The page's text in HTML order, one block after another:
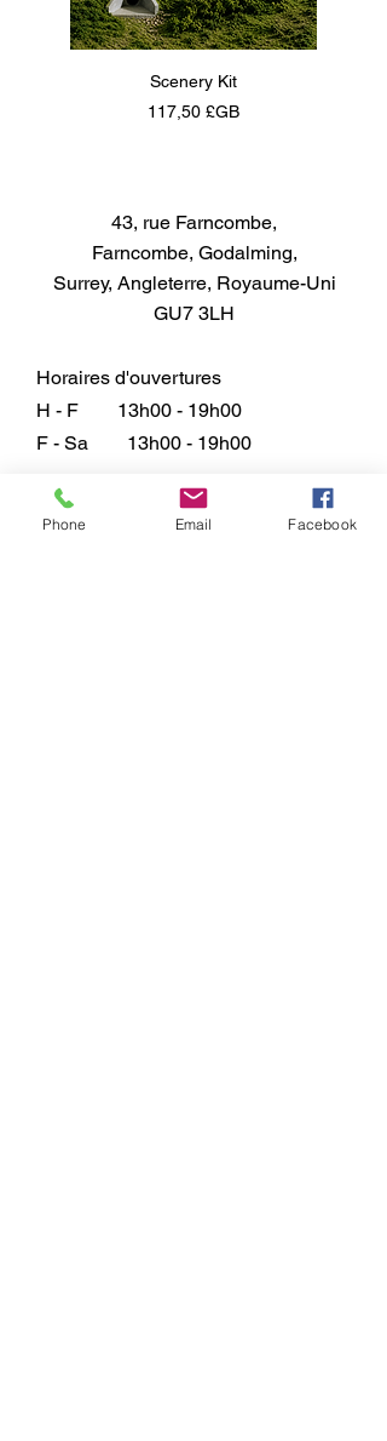
Scenery Kit
Prix
117,50 £GB
43, rue Farncombe,
Farncombe, Godalming,
Surrey, Angleterre, Royaume-Uni
GU7 3LH
Horaires d'ouvertures
H - F
13h00 - 19h00
F - Sa
13h00 - 19h00
Service Clients
Tél. :01483 424666
Phone Email Facebook